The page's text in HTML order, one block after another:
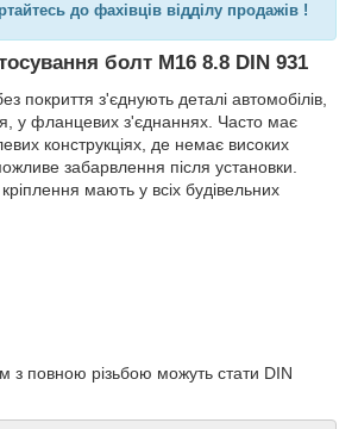
до фахівців відділу продажів !
болт М16 8.8 DIN 931
покриття з'єднують деталі автомобілів,
у фланцевих з'єднаннях. Часто має
конструкціях, де немає високих
забарвлення після установки.
мають у всіх будівельних
з повною різьбою можуть стати DIN